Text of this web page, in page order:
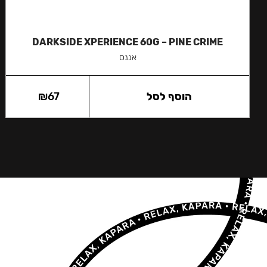
DARKSIDE XPERIENCE 60G – PINE CRIME
אננס
₪67 הוסף לסל